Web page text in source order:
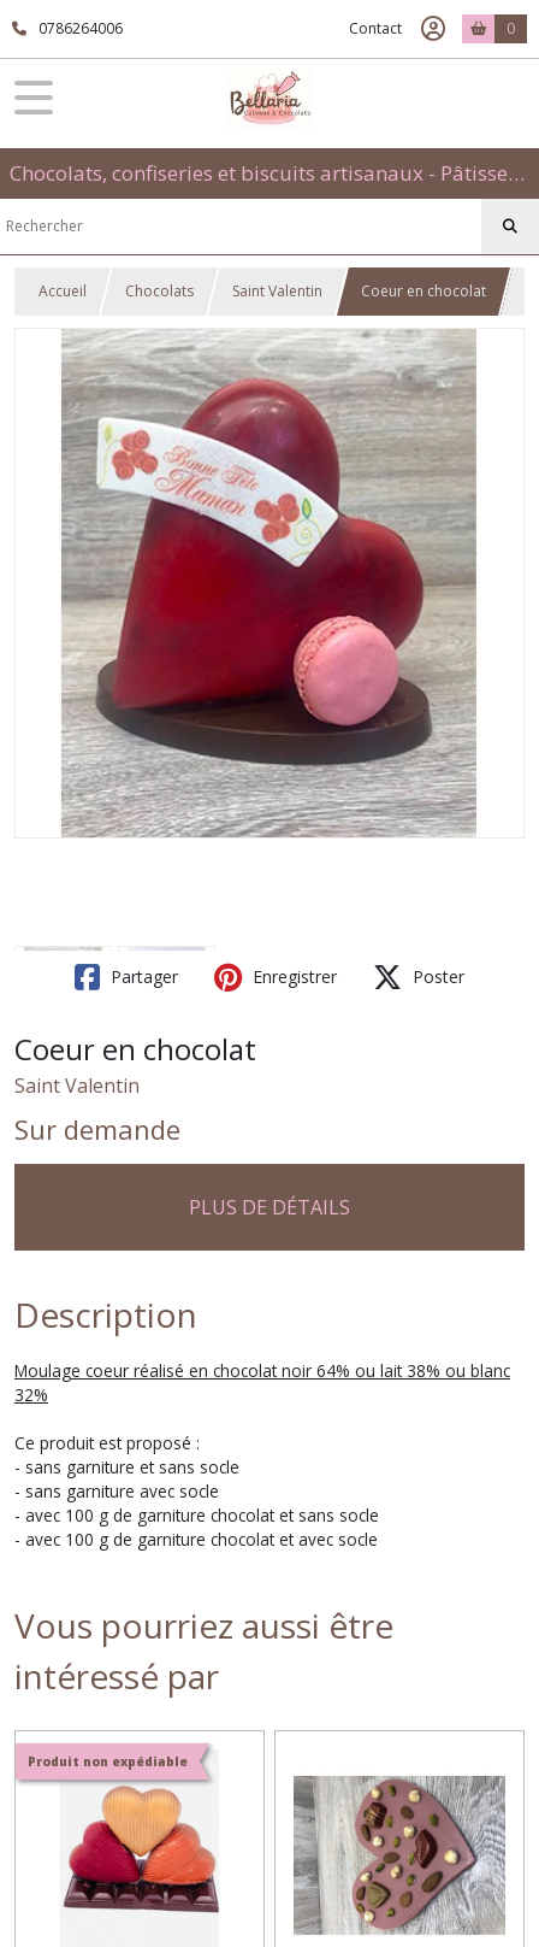
0786264006 Contact 0
Chocolats, confiseries et biscuits artisanaux - Pâtisseries évènementielles et traditionnelles
Accueil Chocolats Saint Valentin Coeur en chocolat
Partager Enregistrer Poster
Coeur en chocolat
Saint Valentin
Sur demande
PLUS DE DÉTAILS
Description
Moulage coeur réalisé en chocolat noir 64% ou lait 38% ou blanc
32%
Ce produit est proposé :
- sans garniture et sans socle
- sans garniture avec socle
- avec 100 g de garniture chocolat et sans socle
- avec 100 g de garniture chocolat et avec socle
Vous pourriez aussi être
intéressé par
Produit non expédiable